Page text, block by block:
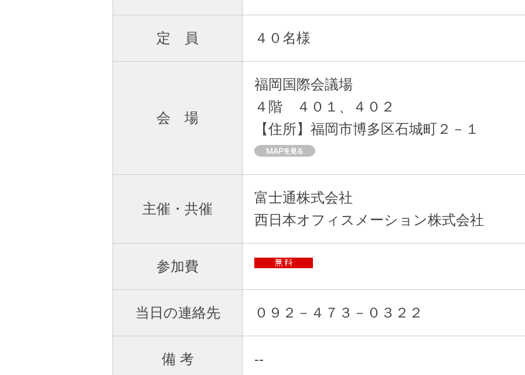
定 員 ４０名様
会 場
福岡国際会議場
４階 ４０１、４０２
【住所】福岡市博多区石城町２－１
主催・共催
富士通株式会社
西日本オフィスメーション株式会社
参加費
当日の連絡先 ０９２－４７３－０３２２
備 考 --